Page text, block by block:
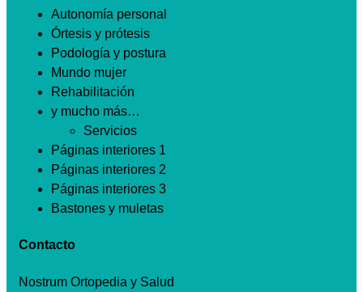
Autonomía personal
Órtesis y prótesis
Podología y postura
Mundo mujer
Rehabilitación
y mucho más…
Servicios
Páginas interiores 1
Páginas interiores 2
Páginas interiores 3
Bastones y muletas
Contacto
Nostrum Ortopedia y Salud